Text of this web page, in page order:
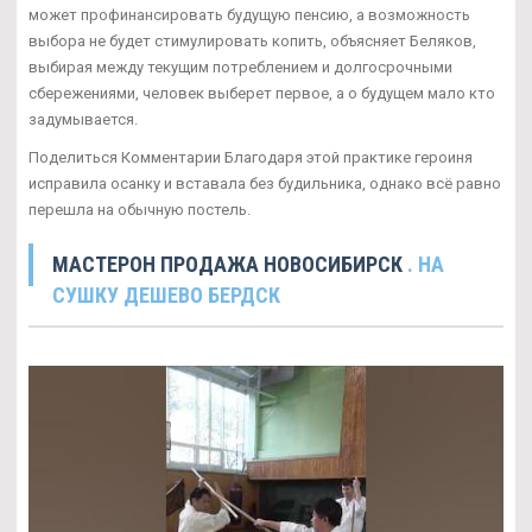
может профинансировать будущую пенсию, а возможность
выбора не будет стимулировать копить, объясняет Беляков,
выбирая между текущим потреблением и долгосрочными
сбережениями, человек выберет первое, а о будущем мало кто
задумывается.
Поделиться Комментарии Благодаря этой практике героиня
исправила осанку и вставала без будильника, однако всё равно
перешла на обычную постель.
МАСТЕРОН ПРОДАЖА НОВОСИБИРСК . НА
СУШКУ ДЕШЕВО БЕРДСК